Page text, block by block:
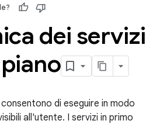
dei servizi
di eseguire in modo
all'utente. I servizi in primo